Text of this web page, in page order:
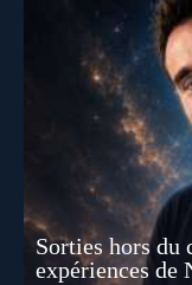
Sorties hors du
expériences de